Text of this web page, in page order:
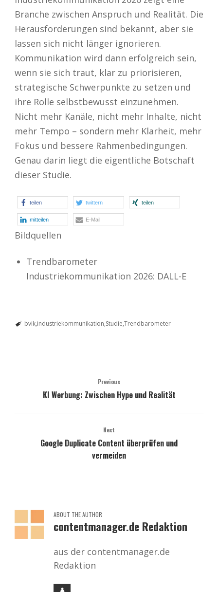
Branche zwischen Anspruch und Realität. Die
Herausforderungen sind bekannt, aber sie
lassen sich nicht länger ignorieren.
Kommunikation wird dann erfolgreich sein,
wenn sie sich traut, klar zu priorisieren,
strategische Schwerpunkte zu setzen und
ihre Rolle selbstbewusst einzunehmen.
Nicht mehr Kanäle, nicht mehr Inhalte, nicht
mehr Tempo – sondern mehr Klarheit, mehr
Fokus und bessere Rahmenbedingungen.
Genau darin liegt die eigentliche Botschaft
dieser Studie.
teilen twittern teilen
mitteilen E-Mail
Bildquellen
Trendbarometer
Industriekommunikation 2026: DALL-E
bvik industriekommunikation Studie Trendbarometer
Previous
KI Werbung: Zwischen Hype und Realität
Next
Google Duplicate Content überprüfen und
vermeiden
ABOUT THE AUTHOR
contentmanager.de Redaktion
aus der contentmanager.de
Redaktion